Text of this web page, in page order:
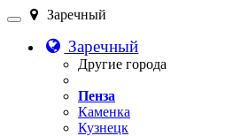
Заречный
Заречный
Другие города
Пенза
Каменка
Кузнецк